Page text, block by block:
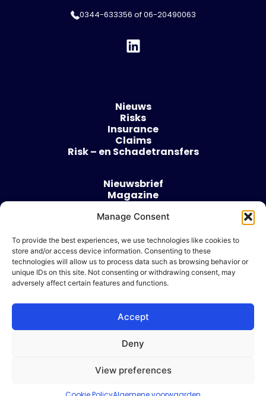
Manage Consent
To provide the best experiences, we use technologies like cookies to
store and/or access device information. Consenting to these
technologies will allow us to process data such as browsing behavior or
unique IDs on this site. Not consenting or withdrawing consent, may
adversely affect certain features and functions.
Accept
Deny
View preferences
0344-633356 of06-20490063
Nieuws
Risks
Insurance
Claims
Risk – en Schadetransfers
Nieuwsbrief
Magazine
Over
Algemene voorwaarden
Cookie beleid
Ik wil adverteren
© 2026 Risk & Business
| Design & Development door